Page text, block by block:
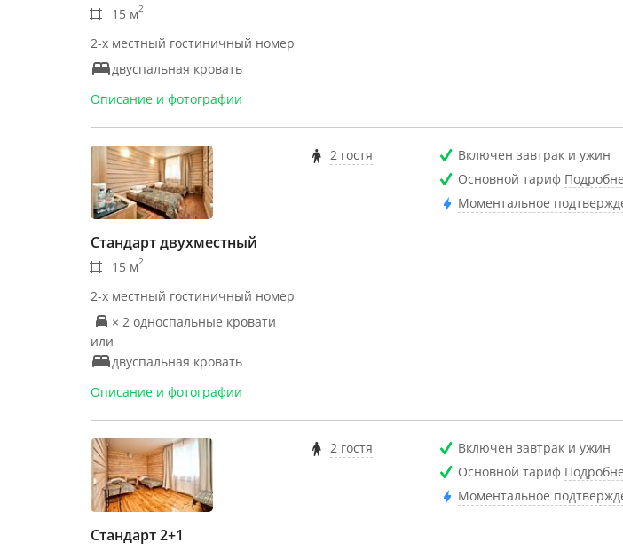
15 м2
2-х местный гостиничный номер
двуспальная кровать
Описание и фотографии
Стандарт двухместный
15 м2
2-х местный гостиничный номер
× 2 односпальные кровати
или
двуспальная кровать
Описание и фотографии
2 гостя
Включен завтрак и ужин
Основной тариф
Моментальное
Стандарт 2+1
2 гостя
Включен завтрак и ужин
Основной тариф
Моментальное